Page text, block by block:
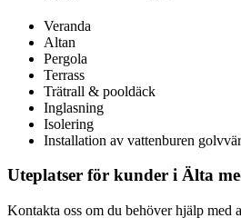
Veranda
Altan
Pergola
Terrass
Trätrall & pooldäck
Inglasning
Isolering
Installation av vattenburen
Uteplatser för kunder i Älta
Kontakta oss om du behöver hjälp med